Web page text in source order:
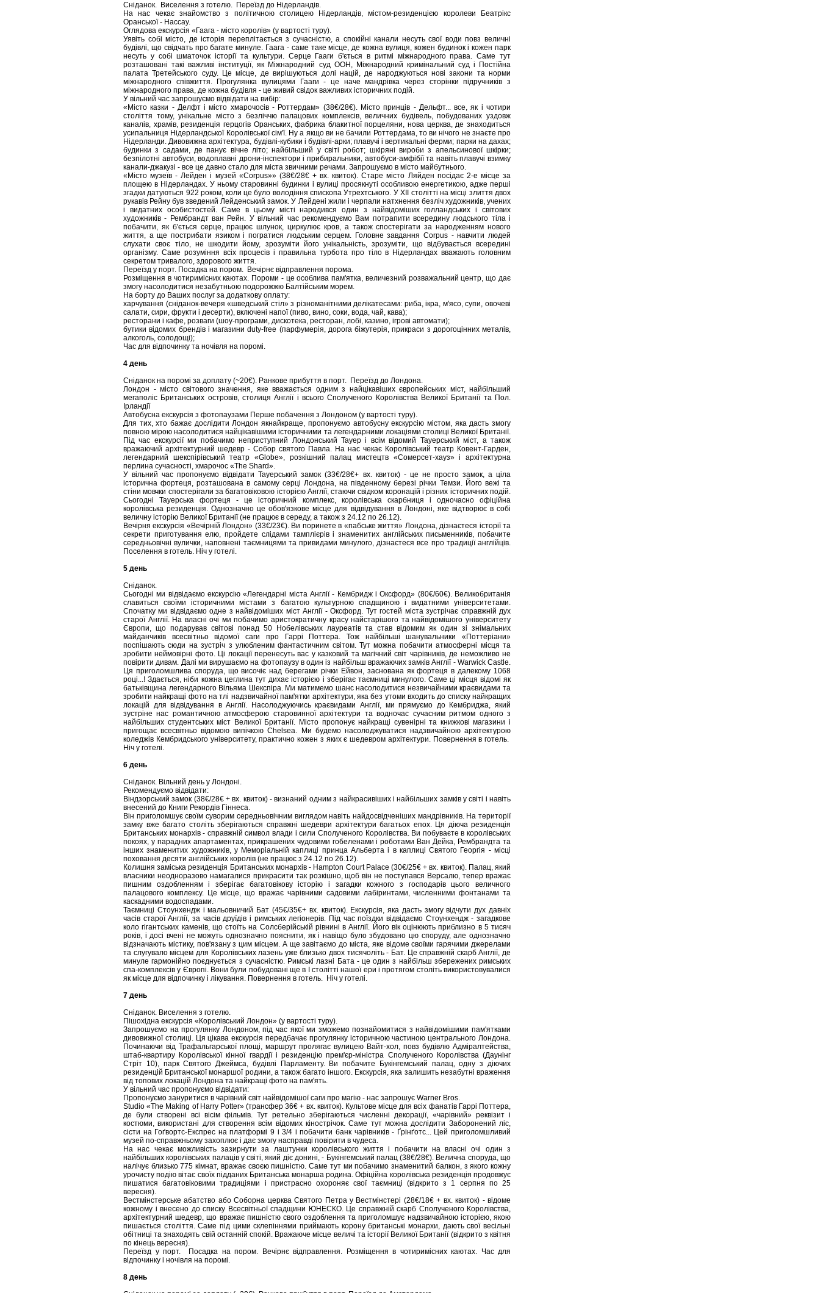
Сніданок. Виселення з готелю. Переїзд до Нідерландів.
На нас чекає знайомство з політичною столицею Нідерландів, містом-резиденцією королеви Беатрікс
Оранської - Нассау.
Оглядова екскурсія «Гаага - місто королів» (у вартості туру).
Уявіть собі місто, де історія переплітається з сучасністю, а спокійні канали несуть свої води повз величні
будівлі, що свідчать про багате минуле. Гаага - саме таке місце, де кожна вулиця, кожен будинок і кожен парк
несуть у собі шматочок історії та культури. Серце Гааги б'ється в ритмі міжнародного права. Саме тут
розташовані такі важливі інституції, як Міжнародний суд ООН, Міжнародний кримінальний суд і Постійна
палата Третейського суду. Це місце, де вирішуються долі націй, де народжуються нові закони та норми
міжнародного співжиття. Прогулянка вулицями Гааги - це наче мандрівка через сторінки підручників з
міжнародного права, де кожна будівля - це живий свідок важливих історичних подій.
У вільний час запрошуємо відвідати на вибір:
«Місто казки - Делфт і місто хмарочосів - Роттердам» (38€/28€). Місто принців - Дельфт... все, як і чотири
століття тому, унікальне місто з безліччю палацових комплексів, величних будівель, побудованих уздовж
каналів, храмів, резиденція герцогів Оранських, фабрика блакитної порцеляни, нова церква, де знаходиться
усипальниця Нідерландської Королівської сім'ї. Ну а якщо ви не бачили Роттердама, то ви нічого не знаєте про
Нідерланди. Дивовижна архітектура, будівлі-кубики і будівлі-арки; плавучі і вертикальні ферми; парки на дахах;
будинки з садами, де панує вічне літо; найбільший у світі робот; шкіряні вироби з апельсинової шкірки;
безпілотні автобуси, водоплавні дрони-інспектори і прибиральники, автобуси-амфібії та навіть плавучі взимку
канали-джакузі - все це давно стало для міста звичними речами. Запрошуємо в місто майбутнього.
«Місто музеїв - Лейден і музей «Corpus»» (38€/28€ + вх. квиток). Старе місто Ляйден посідає 2-е місце за
площею в Нідерландах. У ньому старовинні будинки і вулиці просякнуті особливою енергетикою, адже перші
згадки датуються 922 роком, коли це було володіння єпископа Утрехтського. У XII столітті на місці злиття двох
рукавів Рейну був зведений Лейденський замок. У Лейдені жили і черпали натхнення безліч художників, учених
і видатних особистостей. Саме в цьому місті народився один з найвідоміших голландських і світових
художників - Рембрандт ван Рейн. У вільний час рекомендуємо Вам потрапити всередину людського тіла і
побачити, як б'ється серце, працює шлунок, циркулює кров, а також спостерігати за народженням нового
життя, а ще пострибати язиком і погратися людським серцем. Головне завдання Corpus - навчити людей
слухати своє тіло, не шкодити йому, зрозуміти його унікальність, зрозуміти, що відбувається всередині
організму. Саме розуміння всіх процесів і правильна турбота про тіло в Нідерландах вважають головним
секретом тривалого, здорового життя.
Переїзд у порт. Посадка на пором. Вечірнє відправлення порома.
Розміщення в чотиримісних каютах. Пороми - це особлива пам'ятка, величезний розважальний центр, що дає
змогу насолодитися незабутньою подорожжю Балтійським морем.
На борту до Ваших послуг за додаткову оплату:
харчування (сніданок-вечеря «шведський стіл» з різноманітними делікатесами: риба, ікра, м'ясо, супи, овочеві
салати, сири, фрукти і десерти), включені напої (пиво, вино, соки, вода, чай, кава);
ресторани і кафе, розваги (шоу-програми, дискотека, ресторан, лобі, казино, ігрові автомати);
бутики відомих брендів і магазини duty-free (парфумерія, дорога біжутерія, прикраси з дорогоцінних металів,
алкоголь, солодощі);
Час для відпочинку та ночівля на поромі.
4 день
Сніданок на поромі за доплату (~20€). Ранкове прибуття в порт. Переїзд до Лондона.
Лондон - місто світового значення, яке вважається одним з найцікавіших європейських міст, найбільший
мегаполіс Британських островів, столиця Англії і всього Сполученого Королівства Великої Британії та Пол.
Ірландії
Автобусна екскурсія з фотопаузами Перше побачення з Лондоном (у вартості туру).
Для тих, хто бажає дослідити Лондон якнайкраще, пропонуємо автобусну екскурсію містом, яка дасть змогу
повною мірою насолодитися найцікавішими історичними та легендарними локаціями столиці Великої Британії.
Під час екскурсії ми побачимо неприступний Лондонський Тауер і всім відомий Тауерський міст, а також
вражаючий архітектурний шедевр - Собор святого Павла. На нас чекає Королівський театр Ковент-Гарден,
легендарний шекспірівський театр «Globe», розкішний палац мистецтв «Сомерсет-хауз» і архітектурна
перлина сучасності, хмарочос «The Shard».
У вільний час пропонуємо відвідати Тауерський замок (33€/28€+ вх. квиток) - це не просто замок, а ціла
історична фортеця, розташована в самому серці Лондона, на південному березі річки Темзи. Його вежі та
стіни мовчки спостерігали за багатовіковою історією Англії, стаючи свідком коронацій і різних історичних подій.
Сьогодні Тауерська фортеця - це історичний комплекс, королівська скарбниця і одночасно офіційна
королівська резиденція. Однозначно це обов'язкове місце для відвідування в Лондоні, яке відтворює в собі
величну історію Великої Британії (не працює в середу, а також з 24.12 по 26.12).
Вечірня екскурсія «Вечірній Лондон» (33€/23€). Ви поринете в «пабське життя» Лондона, дізнаєтеся історії та
секрети приготування елю, пройдете слідами тамплієрів і знаменитих англійських письменників, побачите
середньовічні вулички, наповнені таємницями та привидами минулого, дізнаєтеся все про традиції англійців.
Поселення в готель. Ніч у готелі.
5 день
Сніданок.
Сьогодні ми відвідаємо екскурсію «Легендарні міста Англії - Кембридж і Оксфорд» (80€/60€). Великобританія
славиться своїми історичними містами з багатою культурною спадщиною і видатними університетами.
Спочатку ми відвідаємо одне з найвідоміших міст Англії - Оксфорд. Тут гостей міста зустрічає справжній дух
старої Англії. На власні очі ми побачимо аристократичну красу найстарішого та найвідомішого університету
Європи, що подарував світові понад 50 Нобелівських лауреатів та став відомим як один зі знімальних
майданчиків всесвітньо відомої саги про Гаррі Поттера. Тож найбільші шанувальники «Поттеріани»
поспішають сюди на зустріч з улюбленим фантастичним світом. Тут можна побачити атмосферні місця та
зробити неймовірні фото. Ці локації перенесуть вас у казковий та магічний світ чарівників, де неможливо не
повірити дивам. Далі ми вирушаємо на фотопаузу в один із найбільш вражаючих замків Англії - Warwick Castle.
Ця приголомшлива споруда, що височіє над берегами річки Ейвон, заснована як фортеця в далекому 1068
році...! Здається, ніби кожна цеглина тут дихає історією і зберігає таємниці минулого. Саме ці місця відомі як
батьківщина легендарного Вільяма Шекспіра. Ми матимемо шанс насолодитися незвичайними краєвидами та
зробити найкращі фото на тлі надзвичайної пам'ятки архітектури, яка без утоми входить до списку найкращих
локацій для відвідування в Англії. Насолоджуючись краєвидами Англії, ми прямуємо до Кембриджа, який
зустріне нас романтичною атмосферою старовинної архітектури та водночас сучасним ритмом одного з
найбільших студентських міст Великої Британії. Місто пропонує найкращі сувенірні та книжкові магазини і
пригощає всесвітньо відомою випічкою Chelsea. Ми будемо насолоджуватися надзвичайною архітектурою
коледжів Кембридського університету, практично кожен з яких є шедевром архітектури. Повернення в готель.
Ніч у готелі.
6 день
Сніданок. Вільний день у Лондоні.
Рекомендуємо відвідати:
Віндзорський замок (38€/28€ + вх. квиток) - визнаний одним з найкрасивіших і найбільших замків у світі і навіть
внесений до Книги Рекордів Гіннеса.
Він приголомшує своїм суворим середньовічним виглядом навіть найдосвідченіших мандрівників. На території
замку вже багато століть зберігаються справжні шедеври архітектури багатьох епох. Ця діюча резиденція
Британських монархів - справжній символ влади і сили Сполученого Королівства. Ви побуваєте в королівських
покоях, у парадних апартаментах, прикрашених чудовими гобеленами і роботами Ван Дейка, Рембрандта та
інших знаменитих художників, у Меморіальній каплиці принца Альберта і в каплиці Святого Георгія - місці
поховання десяти англійських королів (не працює з 24.12 по 26.12).
Колишня заміська резиденція Британських монархів - Hampton Court Palace (30€/25€ + вх. квиток). Палац, який
власники неодноразово намагалися прикрасити так розкішно, щоб він не поступався Версалю, тепер вражає
пишним оздобленням і зберігає багатовікову історію і загадки кожного з господарів цього величного
палацового комплексу. Це місце, що вражає чарівними садовими лабіринтами, численними фонтанами та
каскадними водоспадами.
Таємниці Стоунхендж і мальовничий Бат (45€/35€+ вх. квиток). Екскурсія, яка дасть змогу відчути дух давніх
часів старої Англії, за часів друїдів і римських легіонерів. Під час поїздки відвідаємо Стоунхендж - загадкове
коло гігантських каменів, що стоїть на Солсберійській рівнині в Англії. Його вік оцінюють приблизно в 5 тисяч
років, і досі вчені не можуть однозначно пояснити, як і навіщо було збудовано цю споруду, але однозначно
відзначають містику, пов'язану з цим місцем. А ще завітаємо до міста, яке відоме своїми гарячими джерелами
та слугувало місцем для Королівських лазень уже близько двох тисячоліть - Бат. Це справжній скарб Англії, де
минуле гармонійно поєднується з сучасністю. Римські лазні Бата - це один з найбільш збережених римських
спа-комплексів у Європі. Вони були побудовані ще в I столітті нашої ери і протягом століть використовувалися
як місце для відпочинку і лікування. Повернення в готель. Ніч у готелі.
7 день
Сніданок. Виселення з готелю.
Пішохідна екскурсія «Королівський Лондон» (у вартості туру).
Запрошуємо на прогулянку Лондоном, під час якої ми зможемо познайомитися з найвідомішими пам'ятками
дивовижної столиці. Ця цікава екскурсія передбачає прогулянку історичною частиною центрального Лондона.
Починаючи від Трафальгарської площі, маршрут пролягає вулицею Вайт-хол, повз будівлю Адміралтейства,
штаб-квартиру Королівської кінної гвардії і резиденцію прем'єр-міністра Сполученого Королівства (Даунінг
Стріт 10), парк Святого Джеймса, будівлі Парламенту. Ви побачите Букінгемський палац, одну з діючих
резиденцій Британської монаршої родини, а також багато іншого. Екскурсія, яка залишить незабутні враження
від топових локацій Лондона та найкращі фото на пам'ять.
У вільний час пропонуємо відвідати:
Пропонуємо зануритися в чарівний світ найвідомішої саги про магію - нас запрошує Warner Bros.
Studio «The Making of Harry Potter» (трансфер 36€ + вх. квиток). Культове місце для всіх фанатів Гаррі Поттера,
де були створені всі вісім фільмів. Тут ретельно зберігаються численні декорації, «чарівний» реквізит і
костюми, використані для створення всім відомих кінострічок. Саме тут можна дослідити Заборонений ліс,
сісти на Гоґвортс-Експрес на платформі 9 і 3/4 і побачити банк чарівників - Ґрінґотс... Цей приголомшливий
музей по-справжньому захоплює і дає змогу насправді повірити в чудеса.
На нас чекає можливість зазирнути за лаштунки королівського життя і побачити на власні очі один з
найбільших королівських палаців у світі, який діє донині, - Букінгемський палац (38€/28€). Велична споруда, що
налічує близько 775 кімнат, вражає своєю пишністю. Саме тут ми побачимо знаменитий балкон, з якого кожну
урочисту подію вітає своїх підданих Британська монарша родина. Офіційна королівська резиденція продовжує
пишатися багатовіковими традиціями і пристрасно охороняє свої таємниці (відкрито з 1 серпня по 25
вересня).
Вестмінстерське абатство або Соборна церква Святого Петра у Вестмінстері (28€/18€ + вх. квиток) - відоме
кожному і внесено до списку Всесвітньої спадщини ЮНЕСКО. Це справжній скарб Сполученого Королівства,
архітектурний шедевр, що вражає пишністю свого оздоблення та приголомшує надзвичайною історією, якою
пишається століття. Саме під цими склепіннями приймають корону британські монархи, дають свої весільні
обітниці та знаходять свій останній спокій. Вражаюче місце величі та історії Великої Британії (відкрито з квітня
по кінець вересня).
Переїзд у порт. Посадка на пором. Вечірнє відправлення. Розміщення в чотиримісних каютах. Час для
відпочинку і ночівля на поромі.
8 день